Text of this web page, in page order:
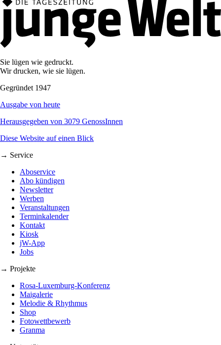
Sie lügen wie gedruckt.
Wir drucken, wie sie lügen.
Gegründet 1947
Ausgabe von heute
Herausgegeben von 3079 GenossInnen
Diese Website auf einen Blick
→ Service
Aboservice
Abo kündigen
Newsletter
Werben
Veranstaltungen
Terminkalender
Kontakt
Kiosk
jW-App
Jobs
→ Projekte
Rosa-Luxemburg-Konferenz
Maigalerie
Melodie & Rhythmus
Shop
Fotowettbewerb
Granma